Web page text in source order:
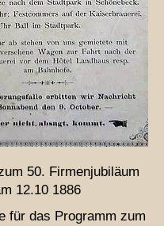
50. Firmenjubiläum
12.10 1886
für das Programm zum